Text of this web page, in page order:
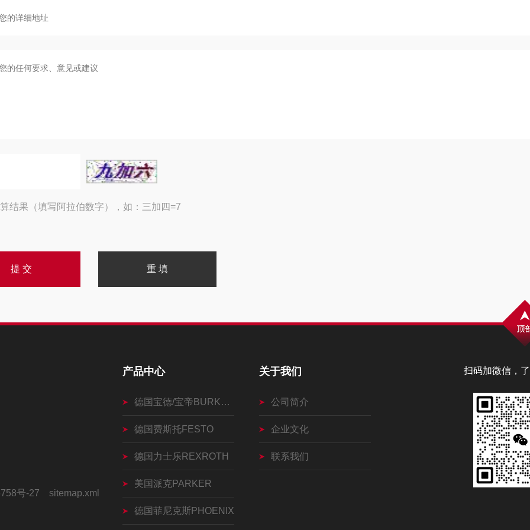
结果（填写阿拉伯数字），如：三加四=7
扫码加微信，
号-27 sitemap.xml
产品中心
德国宝德/宝帝BURKERT
德国费斯托FESTO
德国力士乐REXROTH
美国派克PARKER
德国菲尼克斯PHOENIX
关于我们
公司简介
企业文化
联系我们